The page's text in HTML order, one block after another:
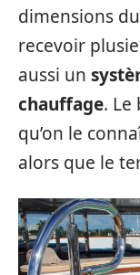
dimensions
recevoir
aussi un
chauffage.
qu’on le
alors que le